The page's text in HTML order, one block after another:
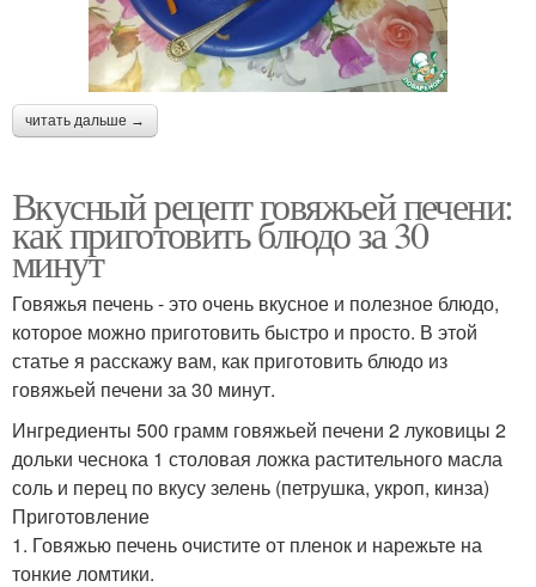
читать дальше →
Вкусный рецепт говяжьей печени:
как приготовить блюдо за 30
минут
Говяжья печень - это очень вкусное и полезное блюдо,
которое можно приготовить быстро и просто. В этой
статье я расскажу вам, как приготовить блюдо из
говяжьей печени за 30 минут.
Ингредиенты 500 грамм говяжьей печени 2 луковицы 2
дольки чеснока 1 столовая ложка растительного масла
соль и перец по вкусу зелень (петрушка, укроп, кинза)
Приготовление
1. Говяжью печень очистите от пленок и нарежьте на
тонкие ломтики.